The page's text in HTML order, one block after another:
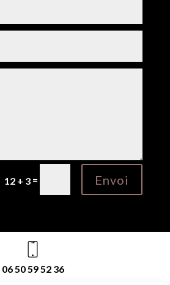
12 + 3 = Envoi
06 50 59 52 36